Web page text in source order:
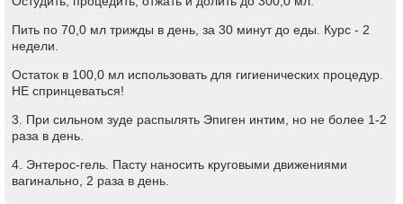
Пить по 70,0 мл трижды в день, за 30 минут до еды. Курс - 2
недели.
Остаток в 100,0 мл использовать для гигиенических процедур.
НЕ спринцеваться!
3. При сильном зуде распылять Эпиген интим, но не более 1-2
раза в день.
4. Энтерос-гель. Пасту наносить круговыми движениями
вагинально, 2 раза в день.